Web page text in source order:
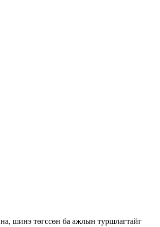
шинэ төгссөн ба ажлын туршлагтайг